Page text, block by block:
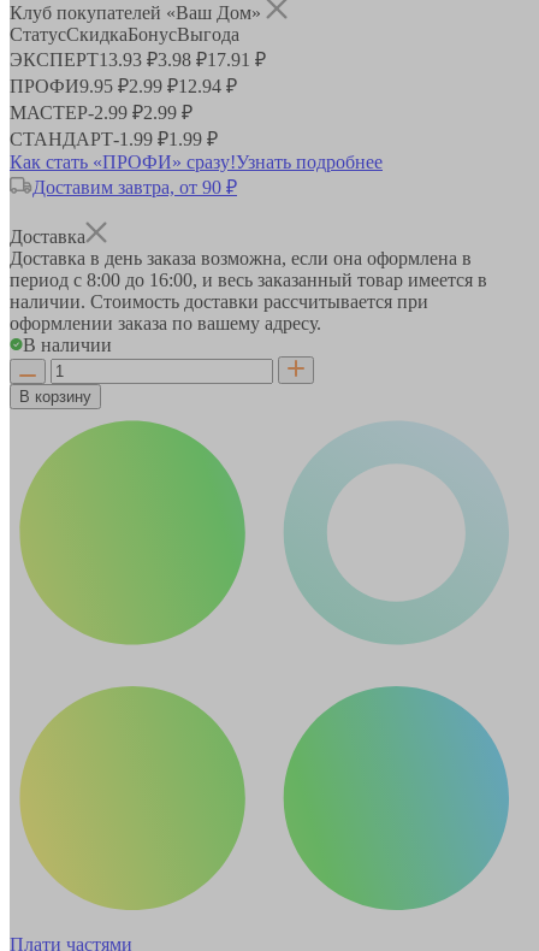
Клуб покупателей «Ваш Дом»
СтатусСкидкаБонусВыгода
ЭКСПЕРТ13.93 ₽3.98 ₽17.91 ₽
ПРОФИ9.95 ₽2.99 ₽12.94 ₽
МАСТЕР-2.99 ₽2.99 ₽
СТАНДАРТ-1.99 ₽1.99 ₽
Как стать «ПРОФИ» сразу!Узнать подробнее
Доставим завтра, от 90 ₽
Доставка
Доставка в день заказа возможна, если она оформлена в
период с 8:00 до 16:00, и весь заказанный товар имеется в
наличии. Стоимость доставки рассчитывается при
оформлении заказа по вашему адресу.
В наличии
В корзину
Плати частями